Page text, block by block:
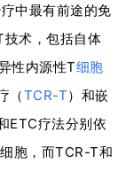
中最有前途的免
术，包括自体
性内源性T细胞
（TCR-T）和嵌
ETC疗法分别依
胞，而TCR-T和